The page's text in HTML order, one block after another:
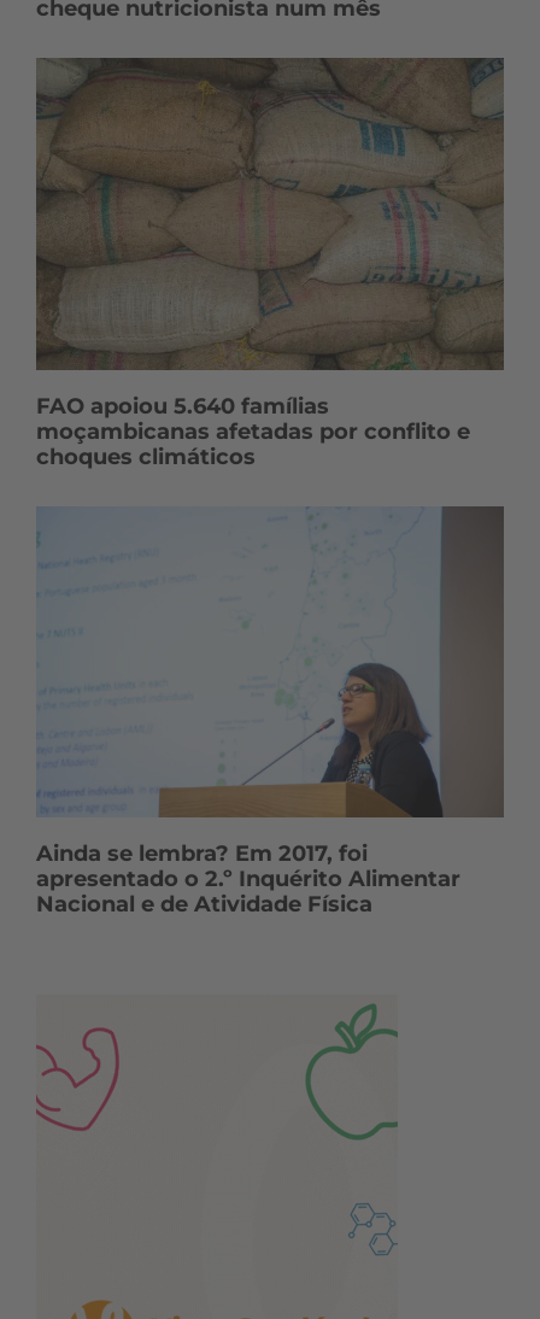
cheque nutricionista num mês
FAO apoiou 5.640 famílias
moçambicanas afetadas por conflito e
choques climáticos
Ainda se lembra? Em 2017, foi
apresentado o 2.º Inquérito Alimentar
Nacional e de Atividade Física